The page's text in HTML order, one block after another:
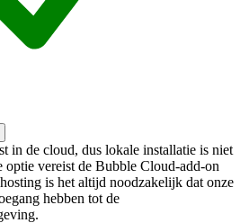
in de cloud, dus lokale installatie is niet
optie vereist de Bubble Cloud-add-on
is het altijd noodzakelijk dat onze
hebben tot de